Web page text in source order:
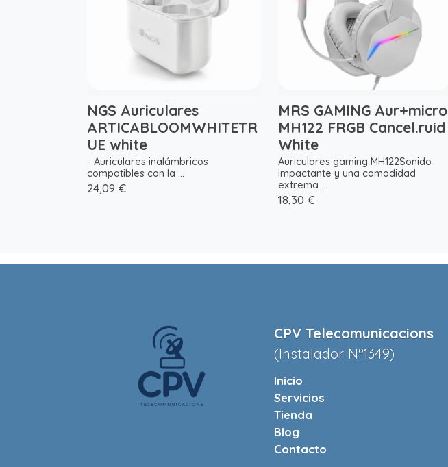
NGS Auriculares
ARTICABLOOMWHITETR
UE white
- Auriculares inalámbricos
compatibles con la ...
24,09 €
MRS GAMING Aur+micro
MH122 FRGB Cancel.ruid
White
Auriculares gaming MH122Sonido
impactante y una comodidad
extrema ...
18,30 €
CPV Telecomunicacions
(Instalador Nº1349)
Inicio
Servicios
Tienda
Blog
Contacto